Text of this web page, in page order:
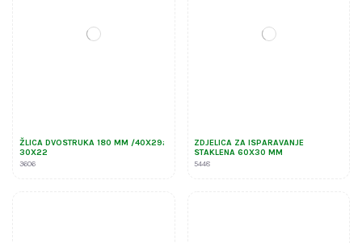
ŽLICA DVOSTRUKA 180 MM /40X29;
30X22
3606
ZDJELICA ZA ISPARAVANJE
STAKLENA 60X30 MM
5448